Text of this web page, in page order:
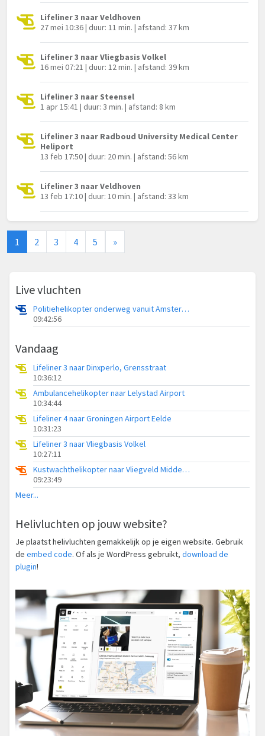
Lifeliner 3 naar Veldhoven
27 mei 10:36 | duur: 11 min. | afstand: 37 km
Lifeliner 3 naar Vliegbasis Volkel
16 mei 07:21 | duur: 12 min. | afstand: 39 km
Lifeliner 3 naar Steensel
1 apr 15:41 | duur: 3 min. | afstand: 8 km
Lifeliner 3 naar Radboud University Medical Center
Heliport
13 feb 17:50 | duur: 20 min. | afstand: 56 km
Lifeliner 3 naar Veldhoven
13 feb 17:10 | duur: 10 min. | afstand: 33 km
1 2 3 4 5 »
Live vluchten
Politiehelikopter onderweg vanuit Amsterdam Vliegveld Schiphol
09:42:56
Vandaag
Lifeliner 3 naar Dinxperlo, Grensstraat
10:36:12
Ambulancehelikopter naar Lelystad Airport
10:34:44
Lifeliner 4 naar Groningen Airport Eelde
10:31:23
Lifeliner 3 naar Vliegbasis Volkel
10:27:11
Kustwachthelikopter naar Vliegveld Midden-Zeeland
09:23:49
Meer...
Helivluchten op jouw website?
Je plaatst helivluchten gemakkelijk op je eigen website. Gebruik
de embed code. Of als je WordPress gebruikt, download de
plugin!